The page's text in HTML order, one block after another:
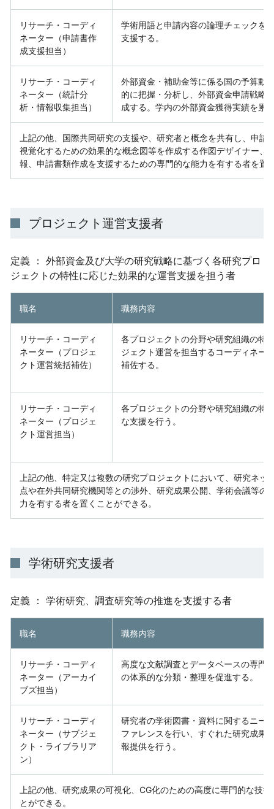
リサーチ・コーディ
ネーター（申請書作
成支援担当）
学術用語と申請内容の論理チェックを
支援する。
リサーチ・コーディ
ネーター（統計分
析・情報収集担当）
外部資金・補助金等に係る国の予算動
的に把握・分析し、外部資金申請戦略
成する。学内の外部資金獲得実績を累
上記の他、国際共同研究の支援や、研究者と概念を共有し、申請
視覚化するための効果的な概念図等を作成する作図デザイナー、
報、申請書類作成を支援するための専門的な能力を有する者を置
プロジェクト運営支援者
定義 ： 外部資金及び大学の研究戦略に基づく各研究プロ
ジェクトの特性に応じた効果的な運営支援を担う者
職名 職務内容
リサーチ・コーディ
ネーター（プロジェ
クト運営統括補佐）
各プロジェクトの分野や研究組織の特
ジェクト運営を担当するコーディネー
補佐する。
リサーチ・コーディ
ネーター（プロジェ
クト運営担当）
各プロジェクトの分野や研究組織の特
な支援を行う。
上記の他、特定又は複数の研究プロジェクトにおいて、研究ネッ
点や在外共同研究機関等との渉外、研究成果公開、学術会議等の
力を有する者を置くことができる。
学術研究支援者
定義 ： 学術研究、調査研究等の推進を支援する者
職名 職務内容
リサーチ・コーディ
ネーター（アーカイ
ブズ担当）
高度な文献調査とデータベースの専門
の体系的な分類・整理を促進する。
リサーチ・コーディ
ネーター（サブジェ
クト・ライブラリア
ン）
研究者の学術図書・資料に関するニー
ファレンスを行い、すぐれた研究成果
報提供を行う。
上記の他、研究成果の可視化、CG化のための高度に専門的な技
とができる。